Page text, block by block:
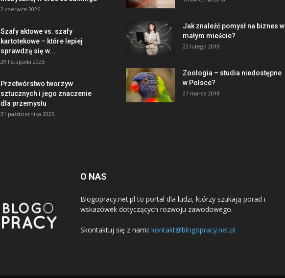
2 czerwca 2026
Szafy aktowe vs. szafy
kartotekowe – które lepiej
sprawdzą się w...
29 listopada 2025
Przetwórstwo tworzyw
sztucznych i jego znaczenie
dla przemysłu
31 października 2025
Jak znaleźć pomysł na biznes w
małym mieście?
22 lutego 2018
Zoologia – studia niedostępne
w Polsce?
27 marca 2018
O NAS
Blogopracy.net.pl to portal dla ludzi, którzy szukają porad i
wskazówek dotyczących rozwoju zawodowego.
Skontaktuj się z nami: kontakt@blogopracy.net.pl